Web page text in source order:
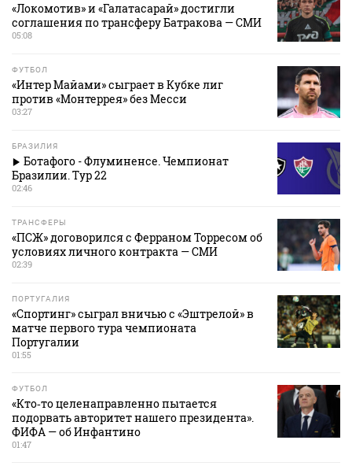
«Локомотив» и «Галатасарай» достигли
соглашения по трансферу Батракова — СМИ
05:08
ФУТБОЛ
«Интер Майами» сыграет в Кубке лиг
против «Монтеррея» без Месси
03:27
БРАЗИЛИЯ
Ботафого - Флуминенсе. Чемпионат
Бразилии. Тур 22
02:46
ТРАНСФЕРЫ
«ПСЖ» договорился с Ферраном Торресом об
условиях личного контракта — СМИ
02:39
ПОРТУГАЛИЯ
«Спортинг» сыграл вничью с «Эштрелой» в
матче первого тура чемпионата
Португалии
01:55
ФУТБОЛ
«Кто‑то целенаправленно пытается
подорвать авторитет нашего президента».
ФИФА — об Инфантино
01:47